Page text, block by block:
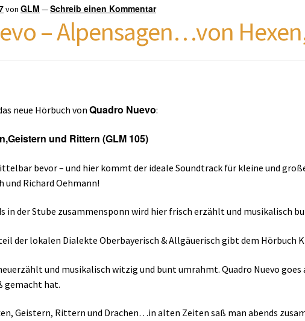
vonGLM —Schreib einen Kommentar
– Alpensagen…von
neue Hörbuch vonQuadro Nuevo:
und Rittern (GLM 105)
bevor – und hier kommt der ideale Soundtrack für kleine und
und Richard Oehmann!
in der Stube zusammensponn wird hier frisch erzählt und musikalisch
der lokalen Dialekte Oberbayerisch & Allgäuerisch gibt dem Hörbuch
und musikalisch witzig und bunt umrahmt. Quadro Nuevo goes
gemacht hat.
Geistern, Rittern und Drachen…in alten Zeiten saß man abends